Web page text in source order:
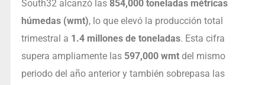
South32 alcanzó las 854,000 toneladas métricas
húmedas (wmt), lo que elevó la producción total
trimestral a 1.4 millones de toneladas. Esta cifra
supera ampliamente las 597,000 wmtdel mismo
periodo del año anterior y también sobrepasa las